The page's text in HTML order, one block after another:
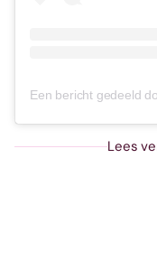
Lees